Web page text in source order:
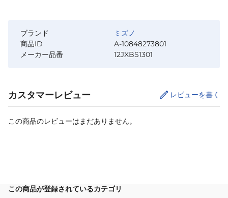
ブランド
ミズノ
商品ID
A-10848273801
メーカー品番
12JXBS1301
カスタマーレビュー レビューを書く
この商品のレビューはまだありません。
この商品が登録されているカテゴリ